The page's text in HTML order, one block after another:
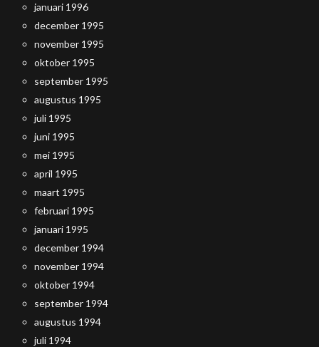
januari 1996
december 1995
november 1995
oktober 1995
september 1995
augustus 1995
juli 1995
juni 1995
mei 1995
april 1995
maart 1995
februari 1995
januari 1995
december 1994
november 1994
oktober 1994
september 1994
augustus 1994
juli 1994